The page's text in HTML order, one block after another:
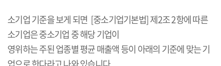
소기업 기준을 보게 되면 [중소기업기본법] 제2조 2항에 따른
소기업은 중소기업 중 해당 기업이
영위하는 주된 업종별 평균 매출액 등이 아래의 기준에 맞는 기